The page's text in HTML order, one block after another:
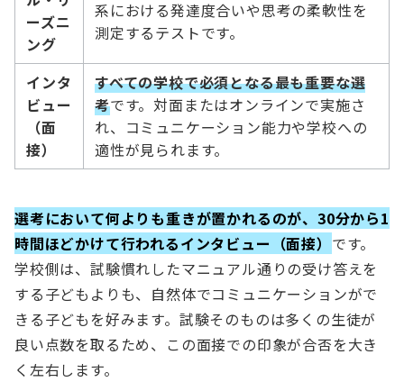
ーズニ
ング
系における発達度合いや思考の柔軟性を
測定するテストです。
インタ
ビュー
（面
接）
すべての学校で必須となる最も重要な選
考です。対面またはオンラインで実施さ
れ、コミュニケーション能力や学校への
適性が見られます。
選考において何よりも重きが置かれるのが、30分から1
時間ほどかけて行われるインタビュー（面接） です。
学校側は、試験慣れしたマニュアル通りの受け答えを
する子どもよりも、自然体でコミュニケーションがで
きる子どもを好みます。試験そのものは多くの生徒が
良い点数を取るため、この面接での印象が合否を大き
く左右します。